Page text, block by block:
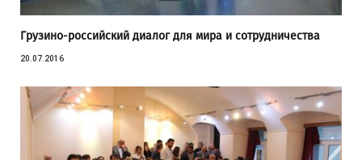
Грузино-российский диалог для мира и сотрудничества
20.07.2016